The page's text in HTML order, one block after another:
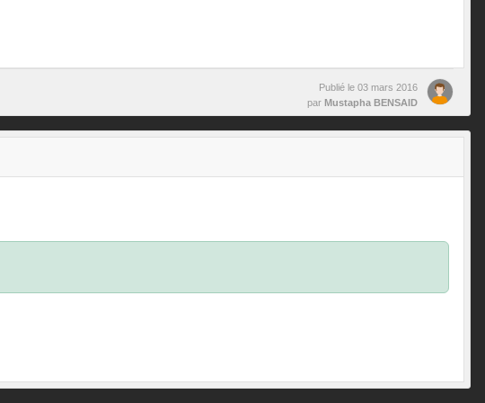
Publié le 03 mars 2016
par Mustapha BENSAID